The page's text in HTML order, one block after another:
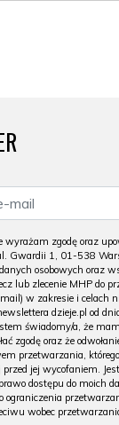
wyrażam zgodę oraz
Gwardii 1, 01-538
osobowych oraz
lub zlecenie MHP do
w zakresie i celach
dzieje.pl od
świadomy/a, że
zgodę oraz że
przetwarzania,
przed jej wycofaniem.
dostępu do moich
ograniczenia
wobec